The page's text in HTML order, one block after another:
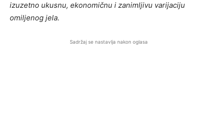
izuzetno ukusnu, ekonomičnu i zanimljivu varijaciju
omiljenog jela.
Sadržaj se nastavlja nakon oglasa